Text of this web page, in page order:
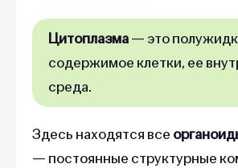
Цитоплазма— это
содержимое клетки, ее
среда.
Здесь находятся все
— постоянные структурные